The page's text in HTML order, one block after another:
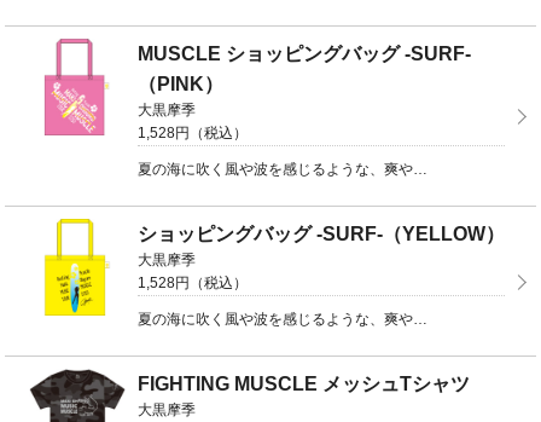
MUSCLE ショッピングバッグ -SURF-
（PINK）
大黒摩季
1,528円（税込）
夏の海に吹く風や波を感じるような、爽やかなサーフデザインのショッピングバッグ☆カラーとデザインは、P ...
ショッピングバッグ -SURF-（YELLOW）
大黒摩季
1,528円（税込）
夏の海に吹く風や波を感じるような、爽やかなサーフデザインのショッピングバッグ☆カラーとデザインは、P ...
FIGHTING MUSCLE メッシュTシャツ
大黒摩季